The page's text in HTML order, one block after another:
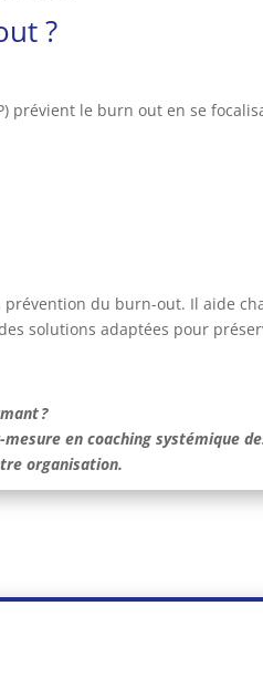
?
prévient le burn out en se
du burn-out. Il aide
solutions adaptées pour
?
en coaching systémique
organisation.